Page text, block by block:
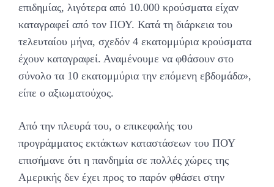
επιδημίας, λιγότερα από 10.000 κρούσματα είχαν
καταγραφεί από τον ΠΟΥ. Κατά τη διάρκεια του
τελευταίου μήνα, σχεδόν 4 εκατομμύρια κρούσματα
έχουν καταγραφεί. Αναμένουμε να φθάσουν στο
σύνολο τα 10 εκατομμύρια την επόμενη εβδομάδα»,
είπε ο αξιωματούχος.
Από την πλευρά του, ο επικεφαλής του
προγράμματος εκτάκτων καταστάσεων του ΠΟΥ
επισήμανε ότι η πανδημία σε πολλές χώρες της
Αμερικής δεν έχει προς το παρόν φθάσει στην